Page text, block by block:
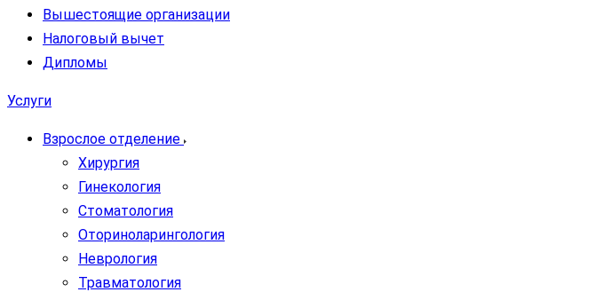
Вышестоящие организации
Налоговый вычет
Дипломы
Услуги
Взрослое отделение
Хирургия
Гинекология
Стоматология
Оториноларингология
Неврология
Травматология